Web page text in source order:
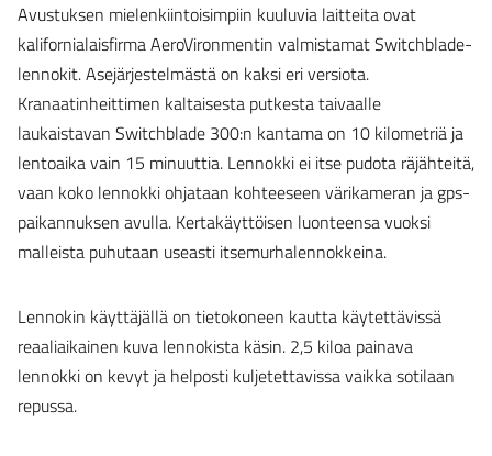
Avustuksen mielenkiintoisimpiin kuuluvia laitteita ovat
kalifornialaisfirma AeroVironmentin valmistamat Switchblade-
lennokit. Asejärjestelmästä on kaksi eri versiota.
Kranaatinheittimen kaltaisesta putkesta taivaalle
laukaistavan Switchblade 300:n kantama on 10 kilometriä ja
lentoaika vain 15 minuuttia. Lennokki ei itse pudota räjähteitä,
vaan koko lennokki ohjataan kohteeseen värikameran ja gps-
paikannuksen avulla. Kertakäyttöisen luonteensa vuoksi
malleista puhutaan useasti itsemurhalennokkeina.
Lennokin käyttäjällä on tietokoneen kautta käytettävissä
reaaliaikainen kuva lennokista käsin. 2,5 kiloa painava
lennokki on kevyt ja helposti kuljetettavissa vaikka sotilaan
repussa.